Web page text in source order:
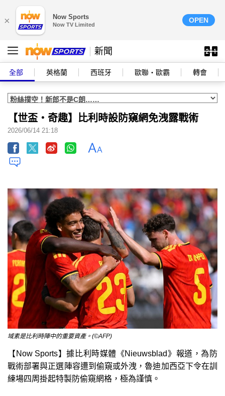
× Now Sports
Now TV Limited
OPEN
新聞
全部 英格蘭 西班牙 歐聯‧歐霸 轉會
【世盃‧奇趣】比利時設防窺網免洩露戰術
2026/06/14 21:18
域素是比利時陣中的重要資產。(©AFP)
【Now Sports】據比利時媒體《Nieuwsblad》報道，為防
戰術部署與正選陣容遭到偷窺或外洩，魯迪加西亞下令在訓
練場四周掛起特製防偷窺網格，極為謹慎。